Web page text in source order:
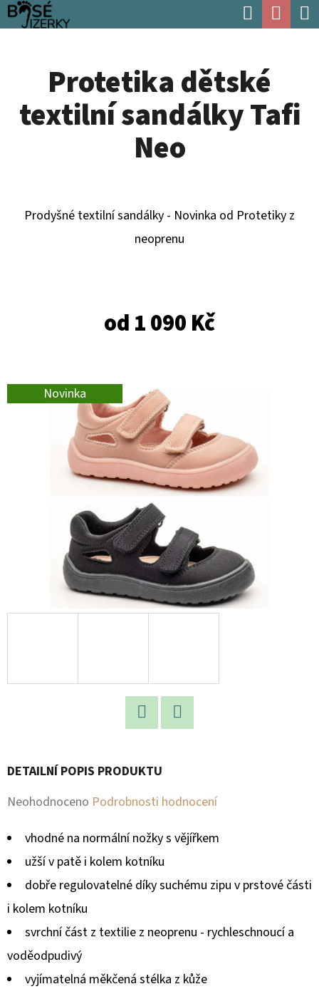
Přejít
na
Hledat
Protetika dětské
textilní sandálky Tafi
Neo
Prodyšné textilní sandálky - Novinka od Protetiky z
neoprenu
od1 090 Kč
Novinka
DETAILNÍ POPIS PRODUKTU
Průměrné
produktu
z
hvězdiček.
Neohodnoceno Podrobnosti hodnocení
vhodné na normální nožky s vějířkem
užší v patě i kolem kotníku
dobře regulovatelné díky suchému zipu v prstové části
i kolem kotníku
svrchní část z textilie z neoprenu - rychleschnoucí a
voděodpudivý
vyjímatelná měkčená stélka z kůže
K
O Zpět
Zpět
O
N
HLEDAT
O
U
Č
U
E
M